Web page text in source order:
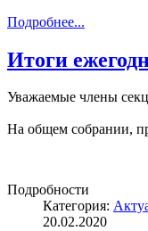
Подробнее...
Итоги
Уважаемые члены
На общем собрании,
Подробности
Категория:
20.02.2020